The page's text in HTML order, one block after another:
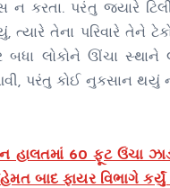
ન કરતા. પરંતુ જ્યારે
ત્યારે તેના પરિવારે તેને
બધા લોકોને ઊંચા
પરંતુ કોઈ નુકસાન થયું
હાલતમાં 60 ફૂટ ઉંચા
બાદ ફાયર વિભાગે